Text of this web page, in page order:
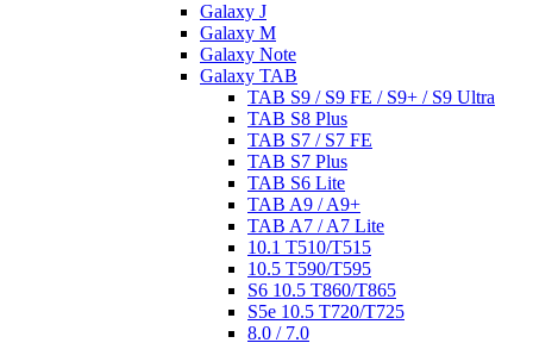
Galaxy J
Galaxy M
Galaxy Note
Galaxy TAB
TAB S9 / S9 FE / S9+ / S9 Ultra
TAB S8 Plus
TAB S7 / S7 FE
TAB S7 Plus
TAB S6 Lite
TAB A9 / A9+
TAB A7 / A7 Lite
10.1 T510/T515
10.5 T590/T595
S6 10.5 T860/T865
S5e 10.5 T720/T725
8.0 / 7.0